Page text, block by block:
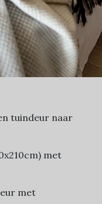
tuindeur naar
met
met